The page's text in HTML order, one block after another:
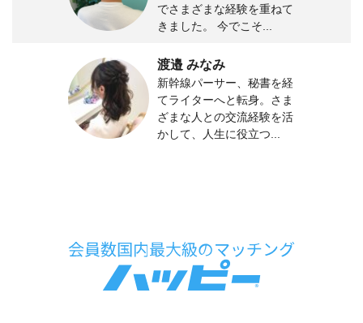
でさまざまな経験を重ねて
きました。 今でこそ...
渡邉 みなみ
新幹線パーサー、秘書を経
てライターへと転身。さま
ざまな人との交流経験を活
かして、人生に役立つ...